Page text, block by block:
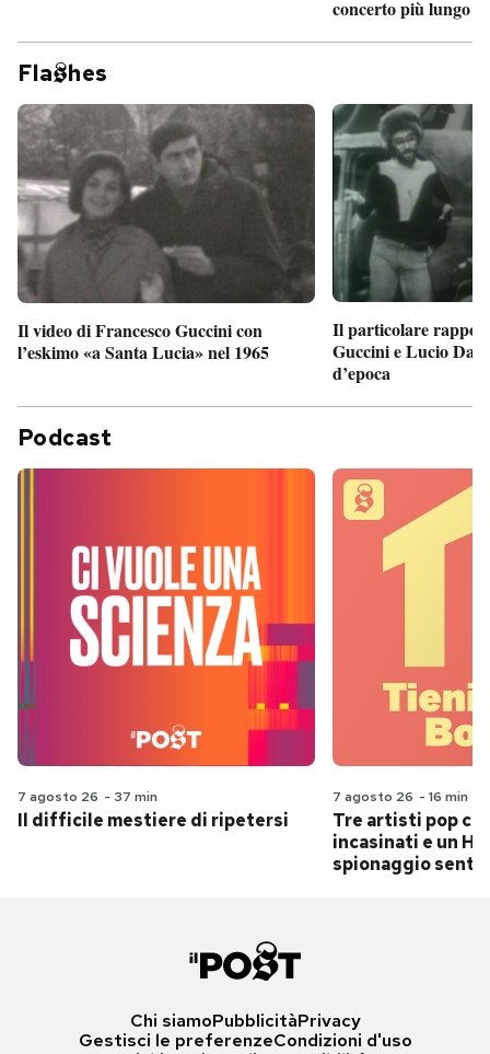
concerto più lungo
Fla hes
Il video di Francesco Guccini con
l’eskimo «a Santa Lucia» nel 1965
Il particolare
Guccini e Lucio
d’epoca
Podcast
7 agosto 26 - 37 min
Il difficile mestiere di ripetersi
7 agosto 26 - 16 min
Tre artisti pop
incasinati e un
spionaggio
Chi siamoPubblicitàPrivacy
Gestisci le preferenzeCondizioni d'uso